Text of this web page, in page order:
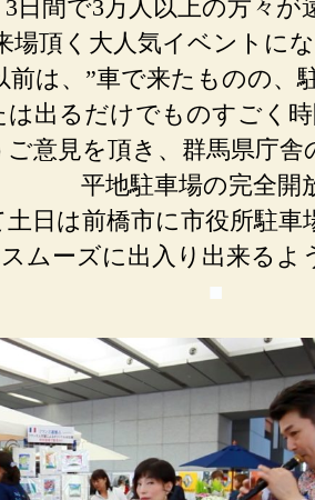
日間で3万人以上の方々が
場頂く大人気イベントに
前は、”車で来たものの、
は出るだけでものすごく
ご意見を頂き、群馬県庁舎
平地駐車場の完全開
土日は前橋市に市役所駐車
ムーズに出入り出来るよ
■